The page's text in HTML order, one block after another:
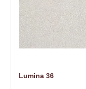
Lumina 36